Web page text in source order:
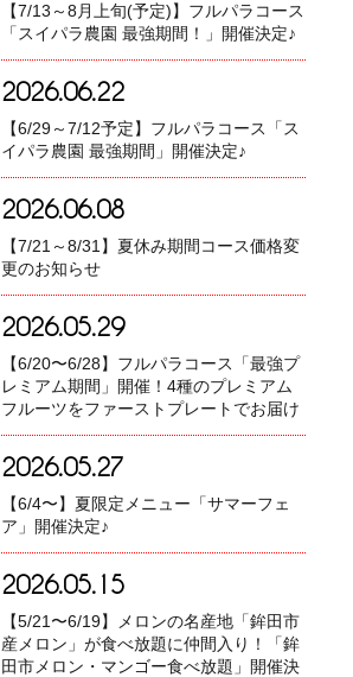
【7/13～8月上旬(予定)】フルパラコース
「スイパラ農園 最強期間！」開催決定♪
2026.06.22
【6/29～7/12予定】フルパラコース「ス
イパラ農園 最強期間」開催決定♪
2026.06.08
【7/21～8/31】夏休み期間コース価格変
更のお知らせ
2026.05.29
【6/20〜6/28】フルパラコース「最強プ
レミアム期間」開催！4種のプレミアム
フルーツをファーストプレートでお届け
2026.05.27
【6/4〜】夏限定メニュー「サマーフェ
ア」開催決定♪
2026.05.15
【5/21〜6/19】メロンの名産地「鉾田市
産メロン」が食べ放題に仲間入り！「鉾
田市メロン・マンゴー食べ放題」開催決